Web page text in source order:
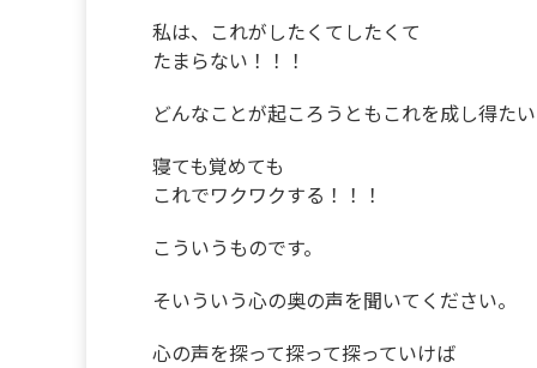
私は、これがしたくてしたくて
たまらない！！！
どんなことが起ころうともこれを成し得た
寝ても覚めても
これでワクワクする！！！
こういうものです。
そいういう心の奥の声を聞いてください。
心の声を探って探って探っていけば